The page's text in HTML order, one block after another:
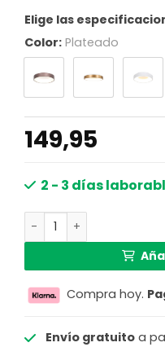
Elige las
Color: Plateado
149,95
2 - 3 días
Plafón LED circular
Compra hoy.
Envío gratuitoa